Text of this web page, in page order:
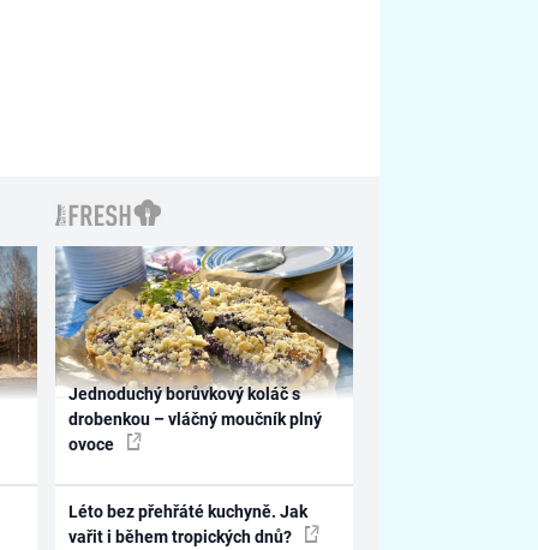
Jednoduchý borůvkový koláč s
drobenkou – vláčný moučník plný
ovoce
Léto bez přehřáté kuchyně. Jak
vařit i během tropických dnů?